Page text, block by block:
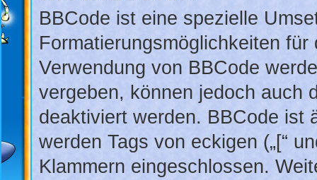
BBCode ist eine spezielle
Formatierungsmöglichkeiten
Verwendung von BBCode
vergeben, können jedoch auch
deaktiviert werden. BBCode ist
werden Tags von eckigen („[“
Klammern eingeschlossen.